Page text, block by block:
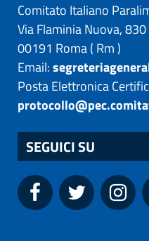
Comitato Italiano
Via Flaminia Nuova, 830
00191 Roma( Rm)
Email:
Posta Elettronica
SEGUICI SU